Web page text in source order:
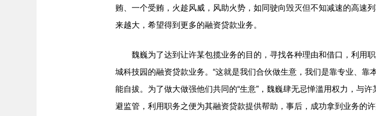
贿、一个受贿，火趁风威，风助火势，如同驶向毁灭但不知减速的高速
来越大，希望得到更多的融资贷款业务。
魏巍为了达到让许某包揽业务的目的，寻找各种理由和借口，利用
城科技园的融资贷款业务。“这就是我们合伙做生意，我们是靠专业、靠
能自拔。为了做大做强他们共同的“生意”，魏巍肆无忌惮滥用权力，与
避监管，利用职务之便为其融资贷款提供帮助，事后，成功拿到业务的